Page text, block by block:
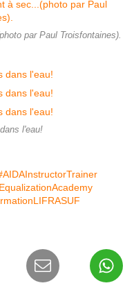
par Paul Troisfontaines).
l'eau!